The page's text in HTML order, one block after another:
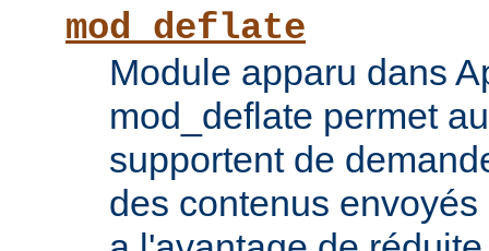
mod_deflate
Module apparu dans
mod_deflate permet
supportent de
des contenus